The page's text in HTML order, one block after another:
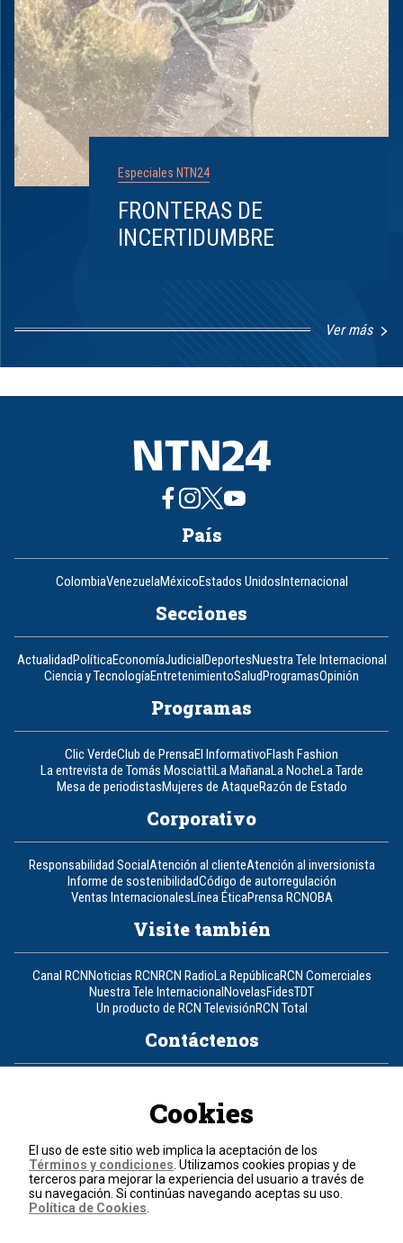
Especiales NTN24
FRONTERAS DE
INCERTIDUMBRE
Ver más
1
8
País
ColombiaVenezuelaMéxicoEstados UnidosInternacional
Secciones
ActualidadPolíticaEconomíaJudicialDeportesNuestra Tele Internacional
Ciencia y TecnologíaEntretenimientoSaludProgramasOpinión
Programas
Clic VerdeClub de PrensaEl InformativoFlash Fashion
La entrevista de Tomás MosciattiLa MañanaLa NocheLa Tarde
Mesa de periodistasMujeres de AtaqueRazón de Estado
Corporativo
Responsabilidad SocialAtención al clienteAtención al inversionista
Informe de sostenibilidadCódigo de autorregulación
Ventas InternacionalesLínea ÉticaPrensa RCNOBA
Visite también
Canal RCNNoticias RCNRCN RadioLa RepúblicaRCN Comerciales
Nuestra Tele InternacionalNovelasFidesTDT
Un producto de RCN TelevisiónRCN Total
Contáctenos
Política de cookies
Términos y condiciones
© 2026, RCN Medios.
Todos los derechos reservados.
Cookies
El uso de este sitio web implica la aceptación de los
Términos y condiciones . Utilizamos cookies propias y de
terceros para mejorar la experiencia del usuario a través de
su navegación. Si continúas navegando aceptas su uso.
Política de Cookies